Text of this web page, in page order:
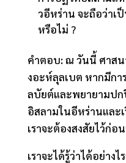
วอีหร่าน​ จะถือว่าเ
หรือไม่​ ?
คำตอบ: ณ วันนี้ ศาส
งอะห์ลุลเบต​ หากมีกา
ลบัยต์และพยายามป
อิสลามในอีหร่านและ
เราจะต้องสงสัยไว้ก่
เราจะได้รู้ว่าได้อย่าง